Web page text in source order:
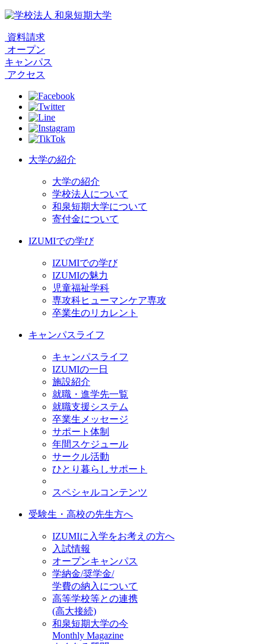
資料請求
オープン
キャンパス
アクセス
大学の紹介
大学の紹介
学校法人について
和泉短期大学について
寄付金について
IZUMIでの学び
IZUMIでの学び
IZUMIの魅力
児童福祉学科
専攻科ヒューマンケア専攻
卒業生のリカレント
キャンパスライフ
キャンパスライフ
IZUMIの一日
施設紹介
就職・進学先一覧
就職支援システム
卒業生メッセージ
サポート体制
年間スケジュール
サークル活動
ひとり暮らしサポート
スペシャルコンテンツ
受験生・高校の先生方へ
IZUMIに入学をお考えの方へ
入試情報
オープンキャンパス
学納金/奨学金/
学費の納入について
高等学校等との連携
(高大接続)
和泉短期大学の今
Monthly Magazine